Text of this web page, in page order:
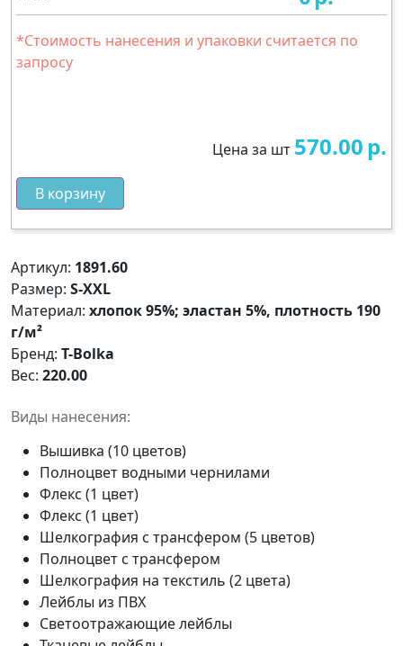
*Стоимость нанесения и упаковки считается по
запросу
Цена за шт 570.00р.
В корзину
Артикул: 1891.60
Размер: S-XXL
Материал: хлопок 95%; эластан 5%, плотность 190
г/м²
Бренд: T-Bolka
Вес: 220.00
Виды нанесения:
Вышивка (10 цветов)
Полноцвет водными чернилами
Флекс (1 цвет)
Флекс (1 цвет)
Шелкография с трансфером (5 цветов)
Полноцвет с трансфером
Шелкография на текстиль (2 цвета)
Лейблы из ПВХ
Светоотражающие лейблы